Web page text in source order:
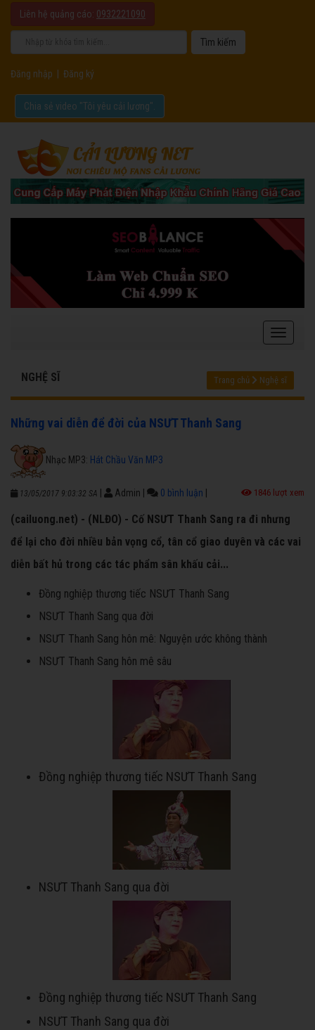
Liên hệ quảng cáo: 0932221090
Đăng nhập Đăng ký
Chia sẻ video "Tôi yêu cải lương".
NGHỆ SĨ Trang chủ Nghệ sĩ
Những vai diễn để đời của NSƯT Thanh Sang
Nhạc MP3: Hát Chầu Văn MP3
13/05/2017 9:03:32 SA Admin 0 bình luận 1846 lượt xem
(cailuong.net) - (NLĐO) - Cố NSƯT Thanh Sang ra đi nhưng
để lại cho đời nhiều bản vọng cổ, tân cổ giao duyên và các vai
diễn bất hủ trong các tác phẩm sân khấu cải...
Đồng nghiệp thương tiếc NSƯT Thanh Sang
NSƯT Thanh Sang qua đời
NSƯT Thanh Sang hôn mê: Nguyện ước không thành
NSƯT Thanh Sang hôn mê sâu
Đồng nghiệp thương tiếc NSƯT Thanh Sang
NSƯT Thanh Sang qua đời
Đồng nghiệp thương tiếc NSƯT Thanh Sang
NSƯT Thanh Sang qua đời